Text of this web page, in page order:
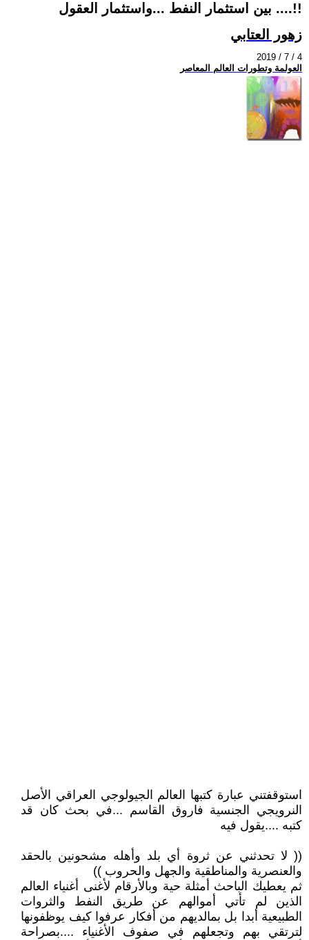
بين استثمار النفط ...واستثمار العقول ....!!
زهور العتابي
2019 / 7 / 4
العولمة وتطورات العالم المعاصر
استوقفتني عبارة كتبها العالم الجيولوجي العراقي الأصل
النرويجي الجنسية فاروق القاسم ...في بحث كان قد
كتبه ....يقول فيه
(( لا تحدثني عن ثروة أي بلد وأهله مشحونين بالحقد
والعنصرية والمناطقية والجهل والحروب ))
ثم يعطيك الباحث أمثلة حية وبالأرقام لأغنى أغنياء العالم
الذين لم تأتي أموالهم عن طريق النفط والثروات
الطبيعية أبدا بل بمالديهم من أفكار عرفوا كيف يوظفونها
لترتقي بهم وتجعلهم في صفوف الأغنياء ....بصراحة